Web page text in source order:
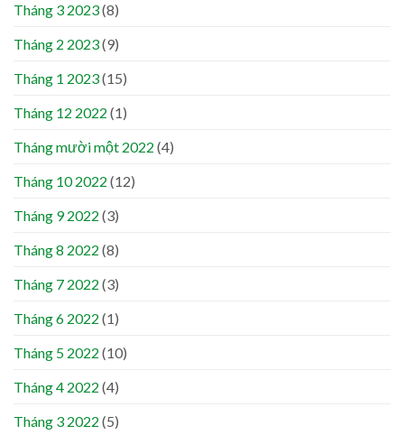
Tháng 3 2023(8)
Tháng 2 2023(9)
Tháng 1 2023(15)
Tháng 12 2022 (1)
Tháng mười một 2022 (4)
Tháng 10 2022 (12)
Tháng 9 2022 (3)
Tháng 8 2022 (8)
Tháng 7 2022 (3)
Tháng 6 2022 (1)
Tháng 5 2022 (10)
Tháng 4 2022 (4)
Tháng 3 2022 (5)